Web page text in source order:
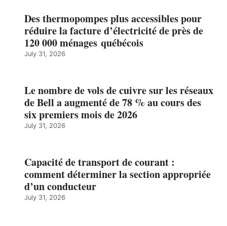
Des thermopompes plus accessibles pour
réduire la facture d’électricité de près de
120 000 ménages québécois
July 31, 2026
Le nombre de vols de cuivre sur les réseaux
de Bell a augmenté de 78 % au cours des
six premiers mois de 2026
July 31, 2026
Capacité de transport de courant :
comment déterminer la section appropriée
d’un conducteur
July 31, 2026